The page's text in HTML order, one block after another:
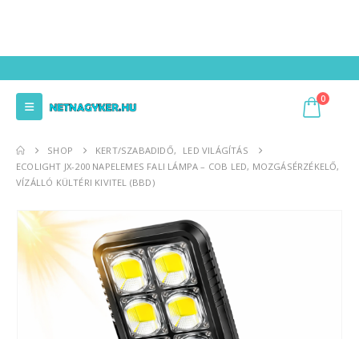
0
SHOP KERT/SZABADIDŐ,
LED VILÁGÍTÁS
ECOLIGHT JX-200 NAPELEMES FALI LÁMPA – COB LED, MOZGÁSÉRZÉKELŐ,
VÍZÁLLÓ KÜLTÉRI KIVITEL (BBD)